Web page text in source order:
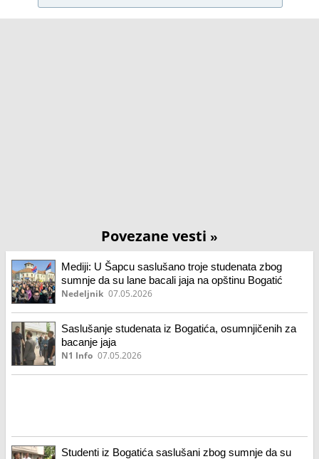
Povezane vesti »
Mediji: U Šapcu saslušano troje studenata zbog
sumnje da su lane bacali jaja na opštinu Bogatić
Nedeljnik 07.05.2026
Saslušanje studenata iz Bogatića, osumnjičenih za
bacanje jaja
N1 Info 07.05.2026
Studenti iz Bogatića saslušani zbog sumnje da su